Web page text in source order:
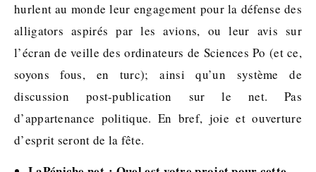
hurlent au monde leur engagement pour la défense des
alligators aspirés par les avions, ou leur avis sur
l’écran de veille des ordinateurs de Sciences Po (et ce,
soyons fous, en turc); ainsi qu’un système de
discussion post-publication sur le net. Pas
d’appartenance politique. En bref, joie et ouverture
d’esprit seront de la fête.